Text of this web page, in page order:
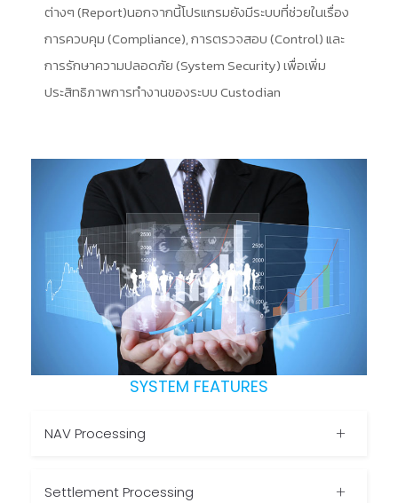
ต่างๆ (Report)นอกจากนี้โปรแกรมยังมีระบบที่ช่วยในเรื่อง
การควบคุม (Compliance), การตรวจสอบ (Control) และ
การรักษาความปลอดภัย (System Security) เพื่อเพิ่ม
ประสิทธิภาพการทำงานของระบบ Custodian
SYSTEM FEATURES
NAV Processing
Settlement Processing